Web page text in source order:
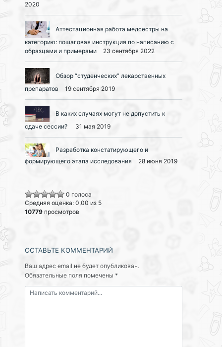
2020
Аттестационная работа медсестры на
категорию: пошаговая инструкция по написанию с
образцами и примерами
23 сентября 2022
Обзор “студенческих” лекарственных
препаратов
19 сентября 2019
В каких случаях могут не допустить к
сдаче сессии?
31 мая 2019
Разработка констатирующего и
формирующего этапа исследования
28 июня 2019
0 голоса
Средняя оценка: 0,00 из 5
10779 просмотров
ОСТАВЬТЕ КОММЕНТАРИЙ
Ваш адрес email не будет опубликован.
Обязательные поля помечены *